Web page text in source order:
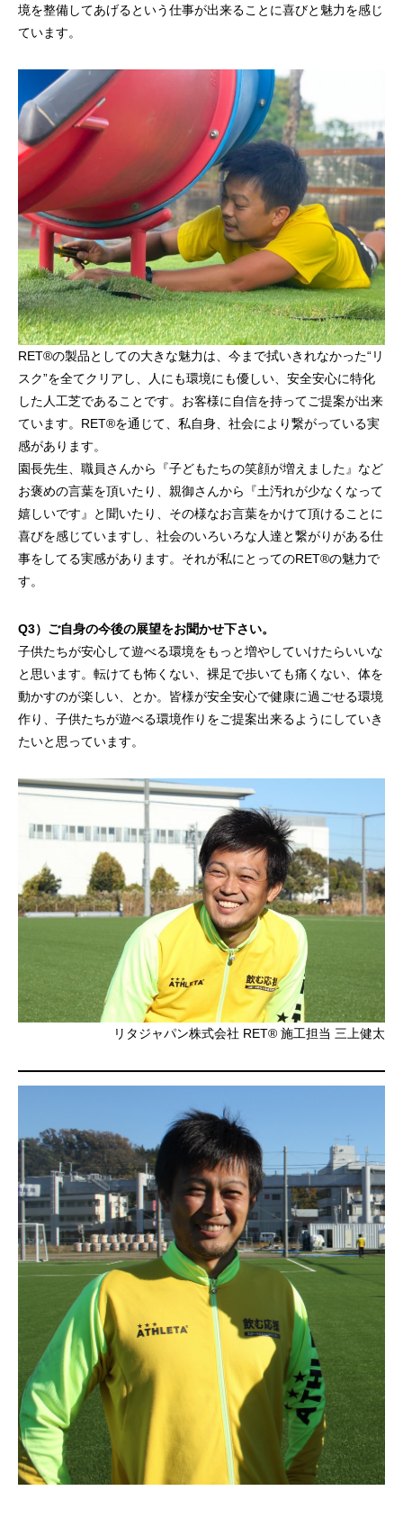
境を整備してあげるという仕事が出来ることに喜びと魅力を感じ
ています。
RET®︎の製品としての大きな魅力は、今まで拭いきれなかった“リ
スク”を全てクリアし、人にも環境にも優しい、安全安心に特化
した人工芝であることです。お客様に自信を持ってご提案が出来
ています。RET®︎を通じて、私自身、社会により繋がっている実
感があります。
園長先生、職員さんから『子どもたちの笑顔が増えました』など
お褒めの言葉を頂いたり、親御さんから『土汚れが少なくなって
嬉しいです』と聞いたり、その様なお言葉をかけて頂けることに
喜びを感じていますし、社会のいろいろな人達と繋がりがある仕
事をしてる実感があります。それが私にとってのRET®︎の魅力で
す。
Q3）ご自身の今後の展望をお聞かせ下さい。
子供たちが安心して遊べる環境をもっと増やしていけたらいいな
と思います。転けても怖くない、裸足で歩いても痛くない、体を
動かすのが楽しい、とか。皆様が安全安心で健康に過ごせる環境
作り、子供たちが遊べる環境作りをご提案出来るようにしていき
たいと思っています。
リタジャパン株式会社 RET® 施工担当 三上健太